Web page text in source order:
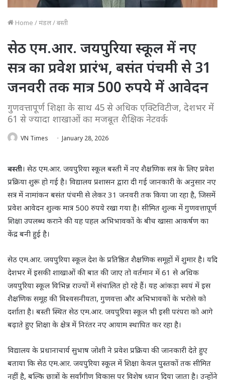
Home /मंडल/बस्ती
सेठ एम.आर. जयपुरिया स्कूल में नए
सत्र का प्रवेश प्रारंभ, बसंत पंचमी से 31
जनवरी तक मात्र 500 रुपये में आवेदन
गुणवत्तापूर्ण शिक्षा के साथ 45 से अधिक एक्टिविटीज, देशभर में
61 से ज्यादा शाखाओं का मजबूत शैक्षिक नेटवर्क
VN Times January 28, 2026
बस्ती। सेठ एम.आर. जयपुरिया स्कूल बस्ती में नए शैक्षणिक सत्र के लिए प्रवेश
प्रक्रिया शुरू हो गई है। विद्यालय प्रशासन द्वारा दी गई जानकारी के अनुसार नए
सत्र में नामांकन बसंत पंचमी से लेकर 31 जनवरी तक किया जा रहा है, जिसमें
प्रवेश आवेदन शुल्क मात्र 500 रुपये रखा गया है। सीमित शुल्क में गुणवत्तापूर्ण
शिक्षा उपलब्ध कराने की यह पहल अभिभावकों के बीच खासा आकर्षण का
केंद्र बनी हुई है।
सेठ एम.आर. जयपुरिया स्कूल देश के प्रतिष्ठित शैक्षणिक समूहों में शुमार है। यदि
देशभर में इसकी शाखाओं की बात की जाए तो वर्तमान में 61 से अधिक
जयपुरिया स्कूल विभिन्न राज्यों में संचालित हो रहे हैं। यह आंकड़ा स्वयं में इस
शैक्षणिक समूह की विश्वसनीयता, गुणवत्ता और अभिभावकों के भरोसे को
दर्शाता है। बस्ती स्थित सेठ एम.आर. जयपुरिया स्कूल भी इसी परंपरा को आगे
बढ़ाते हुए शिक्षा के क्षेत्र में निरंतर नए आयाम स्थापित कर रहा है।
विद्यालय के प्रधानाचार्य सुभाष जोशी ने प्रवेश प्रक्रिया की जानकारी देते हुए
बताया कि सेठ एम.आर. जयपुरिया स्कूल में शिक्षा केवल पुस्तकों तक सीमित
नहीं है, बल्कि छात्रों के सर्वांगीण विकास पर विशेष ध्यान दिया जाता है। उन्होंने